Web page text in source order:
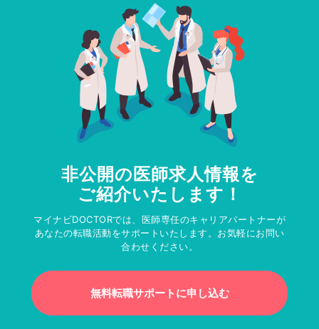
非公開の医師求人情報を
ご紹介いたします！
マイナビDOCTORでは、医師専任のキャリアパートナーが
あなたの転職活動をサポートいたします。お気軽にお問い
合わせください。
無料転職サポートに申し込む